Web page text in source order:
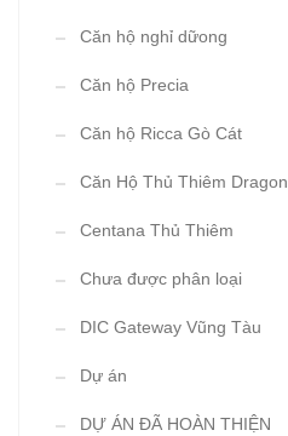
Căn hộ nghỉ dữong
Căn hộ Precia
Căn hộ Ricca Gò Cát
Căn Hộ Thủ Thiêm Dragon
Centana Thủ Thiêm
Chưa được phân loại
DIC Gateway Vũng Tàu
Dự án
DỰ ÁN ĐÃ HOÀN THIỆN